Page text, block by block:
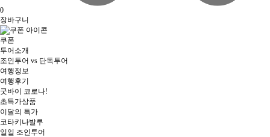
0
장바구니
쿠폰
투어소개
조인투어 vs 단독투어
여행정보
여행후기
굿바이 코로나!
초특가상품
이달의 특가
코타키나발루
일일 조인투어